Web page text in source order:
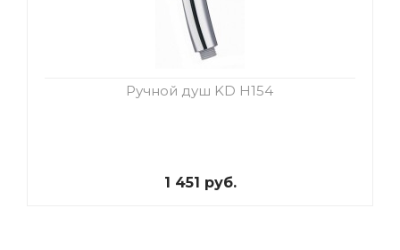
Ручной душ KD H154
1 451 руб.